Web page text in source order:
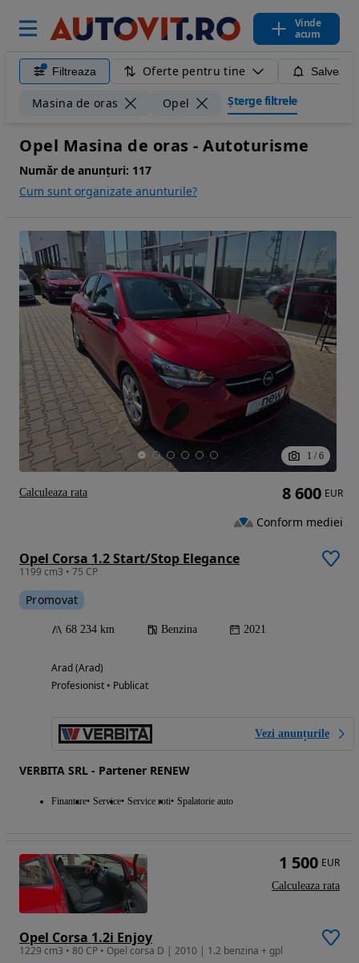
Vinde
acum
Filtreaza Oferte pentru tine
Masina de oras Opel Șterge filtrele
Opel Masina de oras - Autoturisme
Număr de anunțuri: 117
Cum sunt organizate anunturile?
1 / 6
Opel Corsa 1.2 Start/Stop Elegance
1199 cm3 • 75 CP
Promovat
68 234 km Benzina 2021
Arad (Arad)
Profesionist • Publicat
Vezi anunțurile
VERBITA SRL - Partener RENEW
Finantare Service Service roti Spalatorie auto
8 600 EUR
Conform mediei
Calculeaza rata
Opel Corsa 1.2i Enjoy
1229 cm3 • 80 CP • Opel corsa D | 2010 | 1.2 benzina + gpl
1 500 EUR
Calculeaza rata